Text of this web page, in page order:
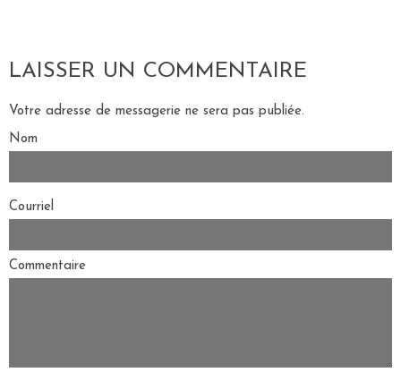
LAISSER UN COMMENTAIRE
Votre adresse de messagerie ne sera pas publiée.
Nom
Courriel
Commentaire